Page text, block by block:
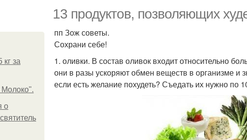
13 продуктов, позволяющих
за
Молоко".
о
пп Зож советы.
Сохрани себе!
1. оливки. В состав оливок входит относительно
они в разы ускоряют обмен веществ в организме и
если есть желание похудеть? Съедать их нужно по